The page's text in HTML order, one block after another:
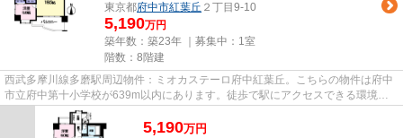
東京都府中市紅葉丘 ２丁目9-10
5,190万円
築年数：築23年 ｜募集中： 1室
階数：8階建
西武多摩川線多磨駅周辺物件：ミオカステーロ府中紅葉丘。こちらの物件は府中
市立府中第十小学校が639m以内にあります。徒歩で駅にアクセスできる環境が
嬉しい、駅徒歩4分圏内の物件で...
5,190万円